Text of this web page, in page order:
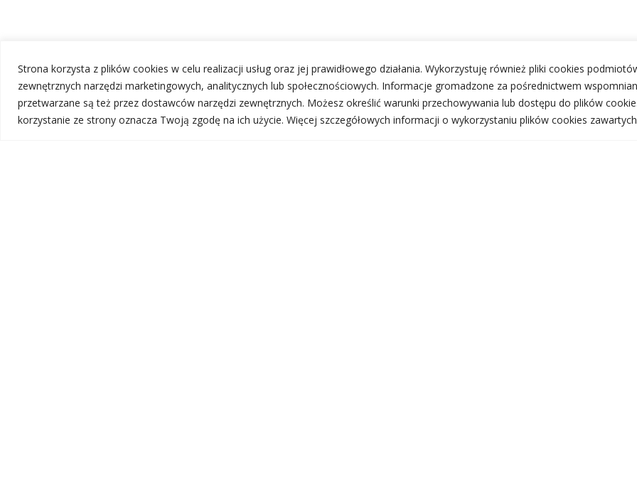
Strona korzysta z plików cookies w celu realizacji usług oraz jej prawidłowego działania. Wykorzystuję również pliki cookies
zewnętrznych narzędzi marketingowych, analitycznych lub społecznościowych. Informacje gromadzone za pośrednictwem
przetwarzane są też przez dostawców narzędzi zewnętrznych. Możesz określić warunki przechowywania lub dostępu do plików
korzystanie ze strony oznacza Twoją zgodę na ich użycie. Więcej szczegółowych informacji o wykorzystaniu plików cookies